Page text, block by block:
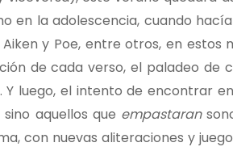
en la adolescencia, cuando
Aiken y Poe, entre otros, en
de cada verso, el paladeo
Y luego, el intento de encontrar
aquellos que empastaran
con nuevas aliteraciones y